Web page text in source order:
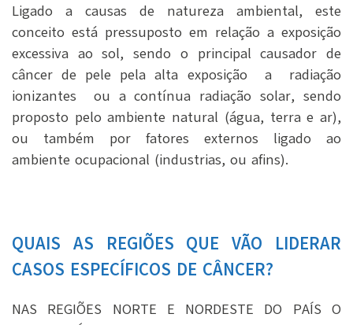
Ligado a causas de natureza ambiental, este
conceito está pressuposto em relação a exposição
excessiva ao sol, sendo o principal causador de
câncer de pele pela alta exposição a radiação
ionizantes ou a contínua radiação solar, sendo
proposto pelo ambiente natural (água, terra e ar),
ou também por fatores externos ligado ao
ambiente ocupacional (industrias, ou afins).
QUAIS AS REGIÕES QUE VÃO LIDERAR
CASOS ESPECÍFICOS DE CÂNCER?
NAS REGIÕES NORTE E NORDESTE DO PAÍS O